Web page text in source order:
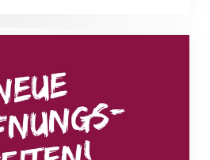
ab 1. August 2026